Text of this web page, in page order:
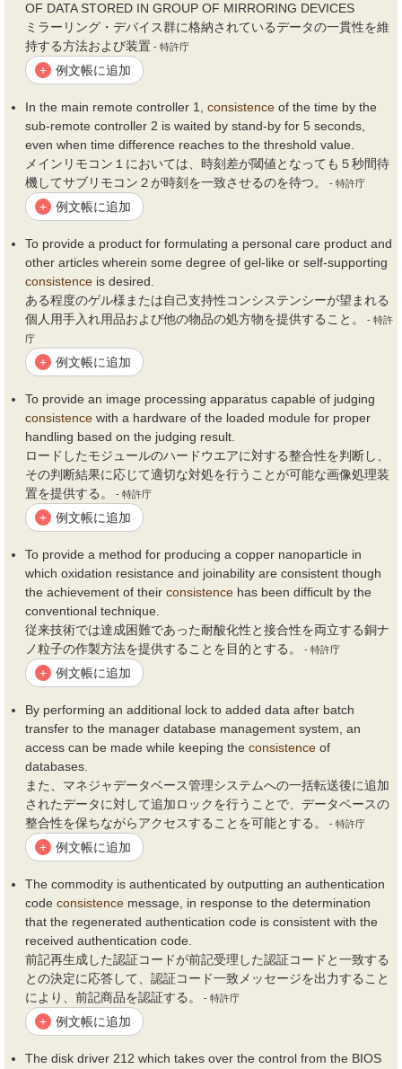
OF DATA STORED IN GROUP OF MIRRORING DEVICES
ミラーリング・デバイス群に格納されているデータの一貫性を維
持する方法および装置 - 特許庁
+ 例文帳に追加
In the main remote controller 1, consistence of the time by the
sub-remote controller 2 is waited by stand-by for 5 seconds,
even when time difference reaches to the threshold value.
メインリモコン１においては、時刻差が閾値となっても５秒間待
機してサブリモコン２が時刻を一致させるのを待つ。
- 特許庁
+ 例文帳に追加
To provide a product for formulating a personal care product and
other articles wherein some degree of gel-like or self-supporting
consistence is desired.
ある程度のゲル様または自己支持性コンシステンシーが望まれる
個人用手入れ用品および他の物品の処方物を提供すること。
- 特許
庁
+ 例文帳に追加
To provide an image processing apparatus capable of judging
consistence with a hardware of the loaded module for proper
handling based on the judging result.
ロードしたモジュールのハードウエアに対する整合性を判断し、
その判断結果に応じて適切な対処を行うことが可能な画像処理装
置を提供する。
- 特許庁
+ 例文帳に追加
To provide a method for producing a copper nanoparticle in
which oxidation resistance and joinability are consistent though
the achievement of their consistence has been difficult by the
conventional technique.
従来技術では達成困難であった耐酸化性と接合性を両立する銅ナ
ノ粒子の作製方法を提供することを目的とする。
- 特許庁
+ 例文帳に追加
By performing an additional lock to added data after batch
transfer to the manager database management system, an
access can be made while keeping the consistence of
databases.
また、マネジャデータベース管理システムへの一括転送後に追加
されたデータに対して追加ロックを行うことで、データベースの
整合性を保ちながらアクセスすることを可能とする。
- 特許庁
+ 例文帳に追加
The commodity is authenticated by outputting an authentication
code consistence message, in response to the determination
that the regenerated authentication code is consistent with the
received authentication code.
前記再生成した認証コードが前記受理した認証コードと一致する
との決定に応答して、認証コード一致メッセージを出力すること
により、前記商品を認証する。
- 特許庁
+ 例文帳に追加
The disk driver 212 which takes over the control from the BIOS